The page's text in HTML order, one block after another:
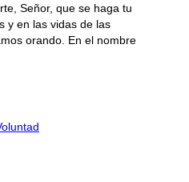
Señor, que se haga tu
y en las vidas de las
orando. En el nombre